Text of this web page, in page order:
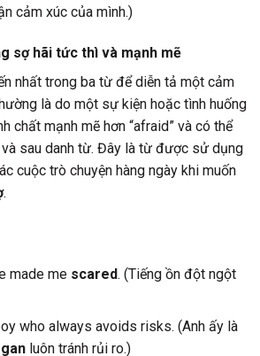
cảm xúc của mình.)
sợ hãi tức thì và mạnh mẽ
nhất trong ba từ để diễn tả một cảm
là do một sự kiện hoặc tình huống
chất mạnh mẽ hơn “afraid” và có thể
sau danh từ. Đây là từ được sử dụng
cuộc trò chuyện hàng ngày khi muốn
.
made me scared. (Tiếng ồn đột ngột
who always avoids risks. (Anh ấy là
luôn tránh rủi ro.)